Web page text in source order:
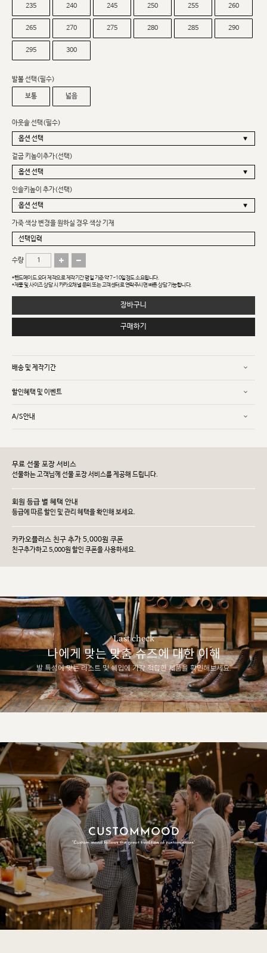
235 240 245 250 255 260
265 270 275 280 285 290
295 300
발볼 선택(필수)
보통 넓음
아웃솔 선택(필수)
겉굽 키높이추가(선택)
인솔키높이 추가(선택)
가죽 색상 변경을 원하실 경우 색상 기재
수량
*핸드메이드 오더 제작으로 제작기간 평일 기준 약 7~10일정도 소요됩니다.
*제품 및 사이즈 상담 시 카카오채널 문의 또는 고객센터로 연락주시면 빠른 상담 가능합니다.
장바구니
구매하기
배송 및 제작기간
할인혜택 및 이벤트
A/S안내
무료 선물 포장 서비스
선물하는 고객님께 선물 포장 서비스를 제공해 드립니다.
회원 등급 별 혜택 안내
등급에 따른 할인 및 관리 헤택을 확인해 보세요.
카카오플러스 친구 추가 5,000원 쿠폰
친구추가하고 5,000원 할인 쿠폰을 사용하세요.
Last check
나에게 맞는 맞춤 슈즈에 대한 이해
발 특성에 맞는 라스트 및 쉐입에 가장 적합한 제품을 확인해보세요.